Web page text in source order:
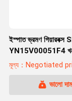
ইস্পাত ভ্রমণ
YN15V00051F4
মূল্য：Negotiated
ভালো দাম